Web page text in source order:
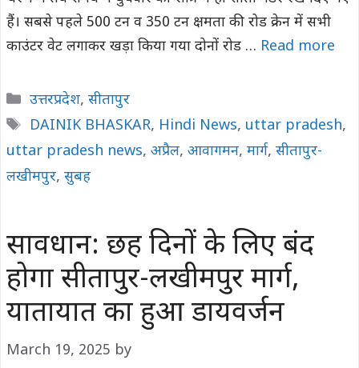
हैं। सबसे पहले 500 टन व 350 टन क्षमता की रोड क्रेन में सभी
काउंटर वेट लगाकर खड़ा किया गया दोनों रोड … Read more
Categories
उत्तरप्रदेश, सीतापुर
Tags
DAINIK BHASKAR, Hindi News, uttar pradesh,
uttar pradesh news, अप्रैल, आवागमन, मार्ग, सीतापुर-
लखीमपुर, सुबह
सावधान: छह दिनों के लिए बंद
होगा सीतापुर-लखीमपुर मार्ग,
यातायात का हुआ डायवर्जन
March 19, 2025 by